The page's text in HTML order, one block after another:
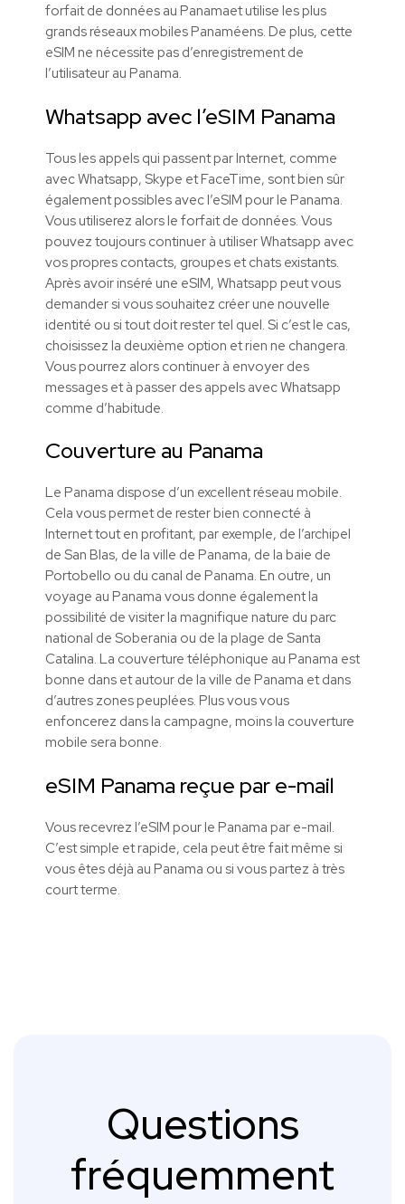
forfait de données au Panamaet utilise les plus
grands réseaux mobiles Panaméens. De plus, cette
eSIM ne nécessite pas d’enregistrement de
l’utilisateur au Panama.
Whatsapp avec l’eSIM Panama
Tous les appels qui passent par Internet, comme
avec Whatsapp, Skype et FaceTime, sont bien sûr
également possibles avec l’eSIM pour le Panama.
Vous utiliserez alors le forfait de données. Vous
pouvez toujours continuer à utiliser Whatsapp avec
vos propres contacts, groupes et chats existants.
Après avoir inséré une eSIM, Whatsapp peut vous
demander si vous souhaitez créer une nouvelle
identité ou si tout doit rester tel quel. Si c’est le cas,
choisissez la deuxième option et rien ne changera.
Vous pourrez alors continuer à envoyer des
messages et à passer des appels avec Whatsapp
comme d’habitude.
Couverture au Panama
Le Panama dispose d’un excellent réseau mobile.
Cela vous permet de rester bien connecté à
Internet tout en profitant, par exemple, de l’archipel
de San Blas, de la ville de Panama, de la baie de
Portobello ou du canal de Panama. En outre, un
voyage au Panama vous donne également la
possibilité de visiter la magnifique nature du parc
national de Soberania ou de la plage de Santa
Catalina. La couverture téléphonique au Panama est
bonne dans et autour de la ville de Panama et dans
d’autres zones peuplées. Plus vous vous
enfoncerez dans la campagne, moins la couverture
mobile sera bonne.
eSIM Panama reçue par e-mail
Vous recevrez l’eSIM pour le Panama par e-mail.
C’est simple et rapide, cela peut être fait même si
vous êtes déjà au Panama ou si vous partez à très
court terme.
Questions
fréquemment